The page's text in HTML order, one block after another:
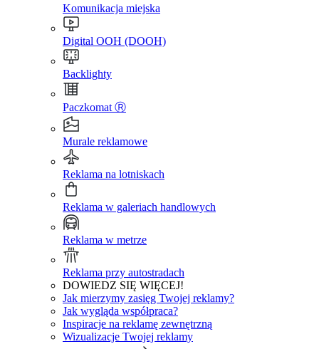
Komunikacja miejska
Digital OOH (DOOH)
Backlighty
Paczkomat Ⓡ
Murale reklamowe
Reklama na lotniskach
Reklama w galeriach handlowych
Reklama w metrze
Reklama przy autostradach
DOWIEDZ SIĘ WIĘCEJ!
Jak mierzymy zasięg Twojej reklamy?
Jak wygląda współpraca?
Inspiracje na reklamę zewnętrzną
Wizualizacje Twojej reklamy